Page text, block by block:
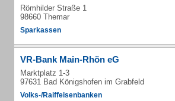
Römhilder Straße 1
98660 Themar
Sparkassen
VR-Bank Main-Rhön eG
Marktplatz 1-3
97631 Bad Königshofen im Grabfeld
Volks-/Raiffeisenbanken